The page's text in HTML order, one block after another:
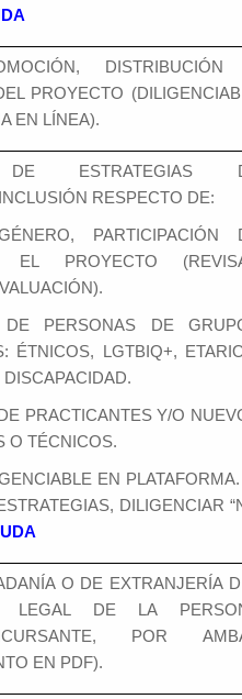
PROYECTO
EN LÍNEA).
DE ESTRATEGIAS
RESPECTO DE:
PARTICIPACIÓN
EL PROYECTO
DE PERSONAS DE
ÉTNICOS, LGTBIQ+,
PRACTICANTES Y/O
O TÉCNICOS.
EN
DILIGENCIAR
O DE EXTRANJERÍA
LEGAL DE LA
POR
EN PDF).